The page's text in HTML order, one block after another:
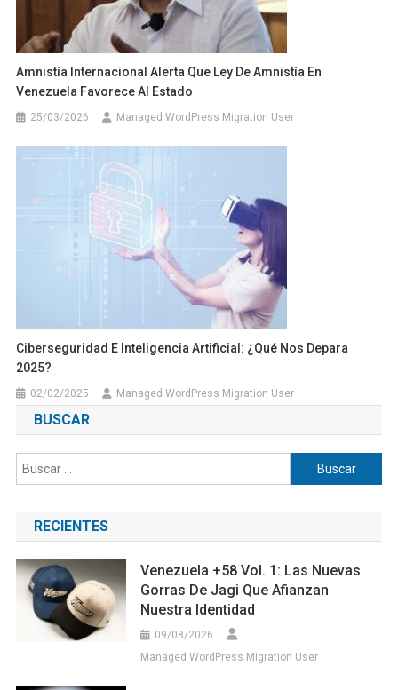
Amnistía Internacional Alerta Que Ley De Amnistía En
Venezuela Favorece Al Estado
25/03/2026 Managed WordPress Migration User
Ciberseguridad E Inteligencia Artificial: ¿Qué Nos Depara
2025?
02/02/2025 Managed WordPress Migration User
BUSCAR
Buscar:
RECIENTES
Venezuela +58 Vol. 1: Las Nuevas
Gorras De Jagi Que Afianzan
Nuestra Identidad
09/08/2026
Managed WordPress Migration User